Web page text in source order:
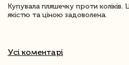
Купувала пляшечку проти
якістю та ціною задоволена.
Усі коментарі